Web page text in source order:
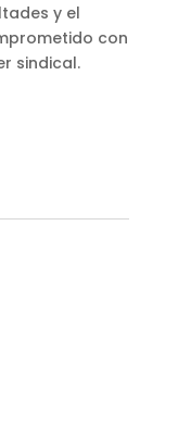
y el
con
sindical.